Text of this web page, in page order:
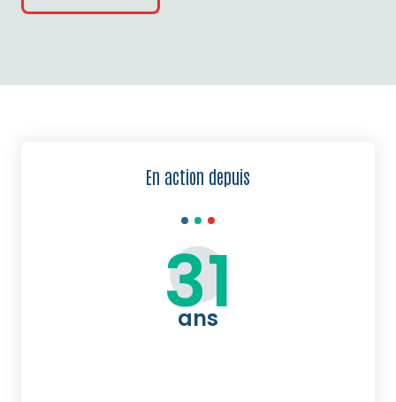
En action depuis
31
ans